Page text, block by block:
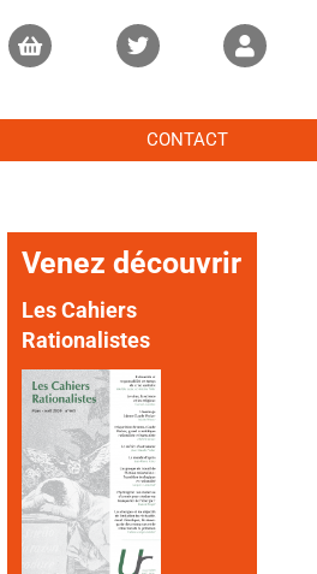
CONTACT
Venez découvrir
Les Cahiers
Rationalistes